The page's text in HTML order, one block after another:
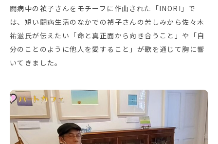
闘病中の禎子さんをモチーフに作曲された「INORI」で
は、短い闘病生活のなかでの禎子さんの苦しみから佐々木
祐滋氏が伝えたい「命と真正面から向き合うこと」や「自
分のことのように他人を愛すること」が歌を通じて胸に響
いてきました。